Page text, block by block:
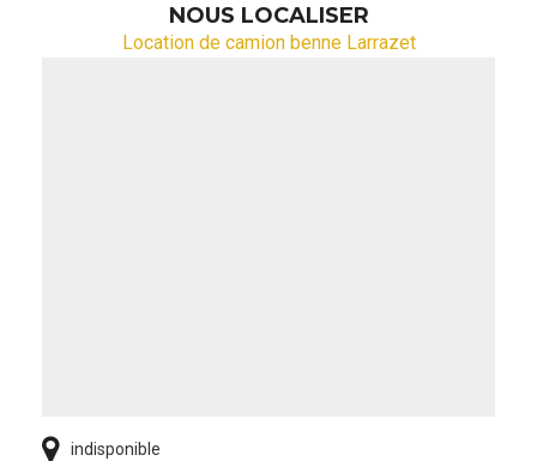
NOUS LOCALISER
Location de camion benne Larrazet
indisponible